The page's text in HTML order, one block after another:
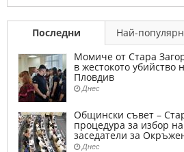
Последни Най-
Момиче от Стара
в жестокото
Пловдив
Днес
Общински съвет –
процедура за избор
заседатели за
Днес